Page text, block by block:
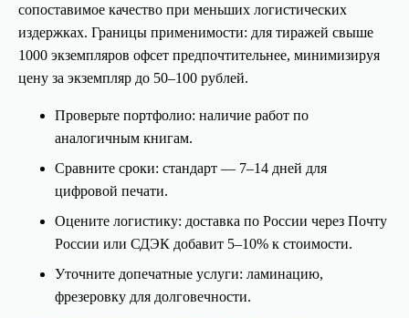
сопоставимое качество при меньших логистических
издержках. Границы применимости: для тиражей свыше
1000 экземпляров офсет предпочтительнее, минимизируя
цену за экземпляр до 50–100 рублей.
Проверьте портфолио: наличие работ по
аналогичным книгам.
Сравните сроки: стандарт — 7–14 дней для
цифровой печати.
Оцените логистику: доставка по России через Почту
России или СДЭК добавит 5–10% к стоимости.
Уточните допечатные услуги: ламинацию,
фрезеровку для долговечности.